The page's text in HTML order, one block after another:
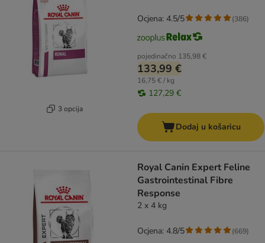
3 opcija
pojedinačno 135,98 €
133,99 €
16,75 € / kg
127,29 €
Ocjena: 4.5/5 (386)
Dodaj u košaricu
​​​​​​​Royal Canin Expert Feline
Gastrointestinal Fibre
Response
2 x 4 kg
Ocjena: 4.8/5 (669)